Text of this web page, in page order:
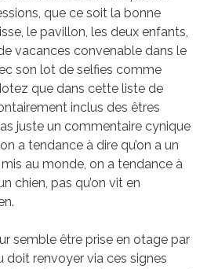
que ce soit la bonne
le pavillon, les deux enfants,
vacances convenable dans le
son lot de selfies comme
que dans cette liste de
inclus des êtres
juste un commentaire cynique
a tendance à dire qu’on a un
mis au monde, on a tendance à
chien, pas qu’on vit en
semble être prise en otage par
doit renvoyer via ces signes